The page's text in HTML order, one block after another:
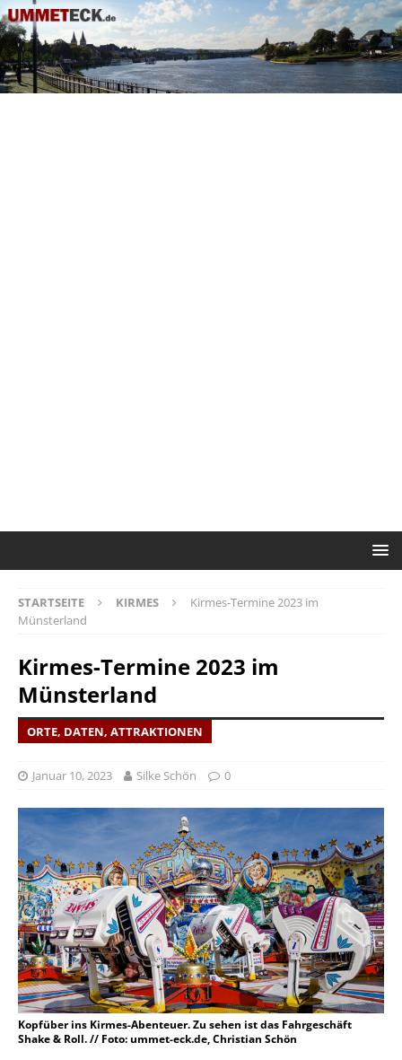
STARTSEITE KIRMES
Kirmes-Termine 2023 im
Münsterland
Kirmes-Termine 2023 im
Münsterland
ORTE, DATEN, ATTRAKTIONEN
Januar 10, 2023 Silke Schön 0
Kopfüber ins Kirmes-Abenteuer. Zu sehen ist das Fahrgeschäft
Shake & Roll. // Foto: ummet-eck.de, Christian Schön